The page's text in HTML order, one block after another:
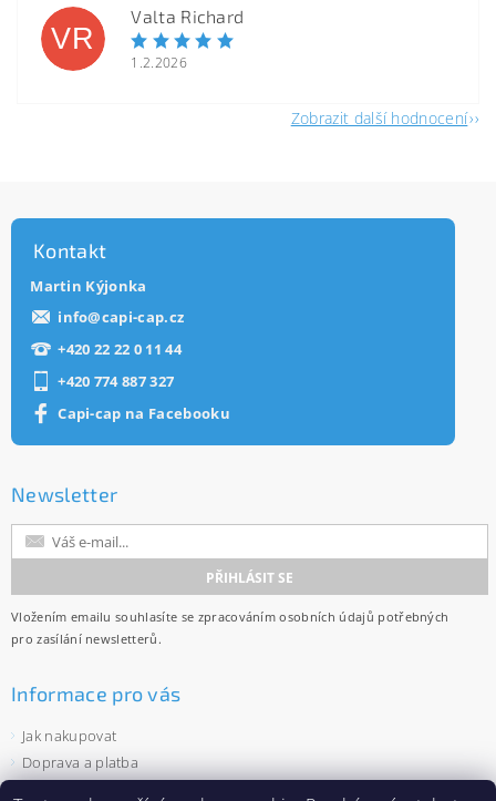
VR
Valta Richard
1.2.2026
Zobrazit další hodnocení
Kontakt
Martin Kýjonka
info@capi-cap.cz
+420 22 22 0 11 44
+420 774 887 327
Capi-cap na Facebooku
Newsletter
Vložením emailu souhlasíte se zpracováním osobních údajů potřebných
pro zasílání newsletterů.
Informace pro vás
Jak nakupovat
Doprava a platba